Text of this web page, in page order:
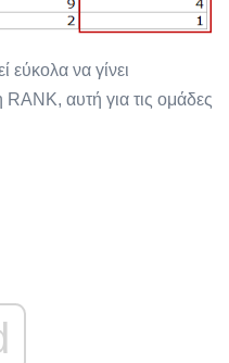
εύκολα να γίνει
αυτή για τις ομάδες